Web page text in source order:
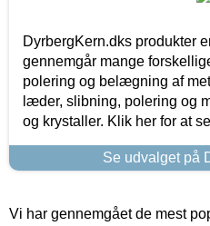
DyrbergKern.dks produkter
gennemgår mange
polering og belægning af
læder, slibning, polering og
og krystaller. Klik her for at
Se udvalget på
Vi har gennemgået de mest